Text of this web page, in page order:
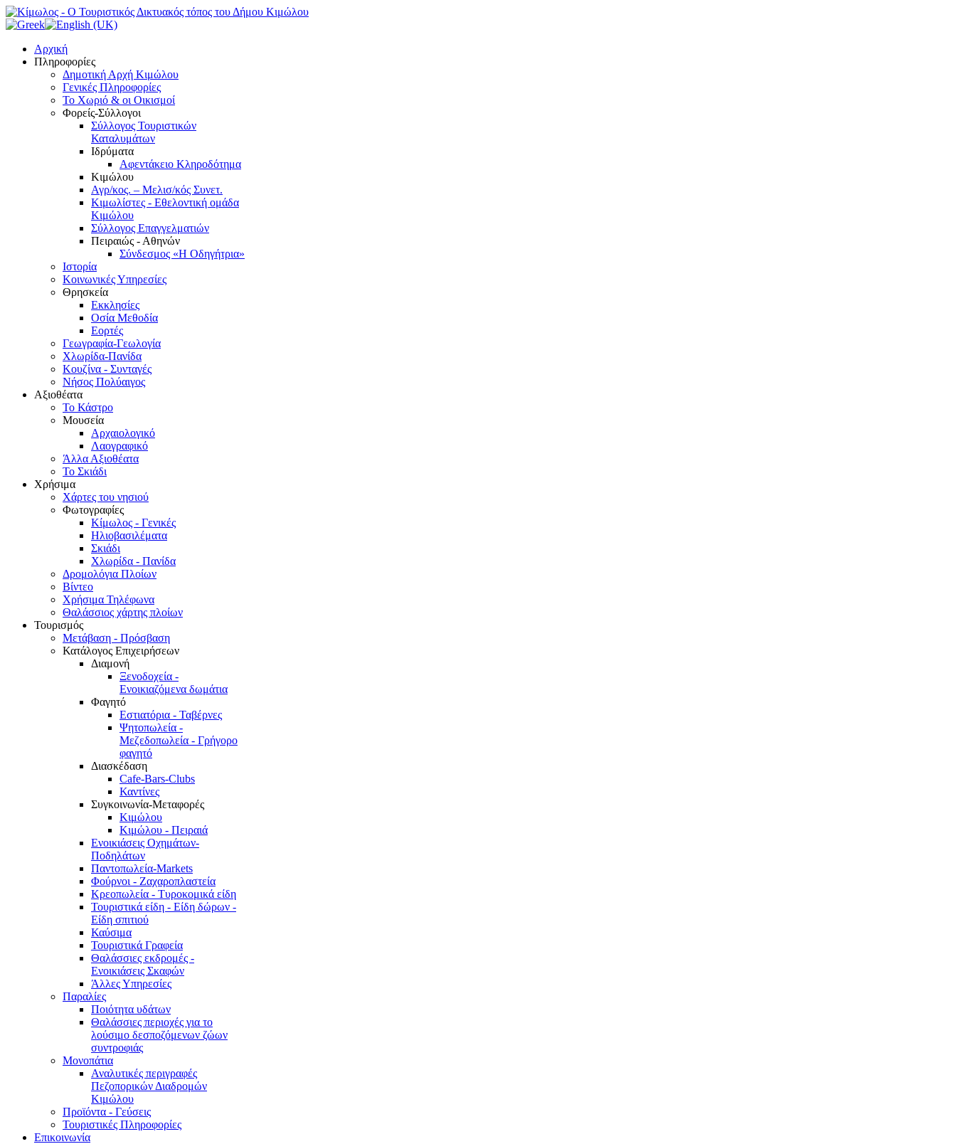
Αρχική
Πληροφορίες
Δημοτική Αρχή Κιμώλου
Γενικές Πληροφορίες
Το Xωριό & οι Οικισμοί
Φορείς-Σύλλογοι
Σύλλογος Τουριστικών
Καταλυμάτων
Ιδρύματα
Αφεντάκειο Κληροδότημα
Κιμώλου
Αγρ/κος. – Μελισ/κός Συνετ.
Κιμωλίστες - Εθελοντική ομάδα
Κιμώλου
Σύλλογος Επαγγελματιών
Πειραιώς - Αθηνών
Σύνδεσμος «Η Οδηγήτρια»
Ιστορία
Κοινωνικές Υπηρεσίες
Θρησκεία
Εκκλησίες
Οσία Μεθοδία
Εορτές
Γεωγραφία-Γεωλογία
Χλωρίδα-Πανίδα
Κουζίνα - Συνταγές
Νήσος Πολύαιγος
Αξιοθέατα
Το Κάστρο
Μουσεία
Αρχαιολογικό
Λαογραφικό
Άλλα Αξιοθέατα
Το Σκιάδι
Χρήσιμα
Χάρτες του νησιού
Φωτογραφίες
Κίμωλος - Γενικές
Ηλιοβασιλέματα
Σκιάδι
Χλωρίδα - Πανίδα
Δρομολόγια Πλοίων
Βίντεο
Χρήσιμα Τηλέφωνα
Θαλάσσιος χάρτης πλοίων
Τουρισμός
Μετάβαση - Πρόσβαση
Κατάλογος Επιχειρήσεων
Διαμονή
Ξενοδοχεία -
Ενοικιαζόμενα δωμάτια
Φαγητό
Εστιατόρια - Ταβέρνες
Ψητοπωλεία -
Μεζεδοπωλεία - Γρήγορο
φαγητό
Διασκέδαση
Cafe-Bars-Clubs
Καντίνες
Συγκοινωνία-Μεταφορές
Κιμώλου
Κιμώλου - Πειραιά
Ενοικιάσεις Οχημάτων-
Ποδηλάτων
Παντοπωλεία-Markets
Φούρνοι - Ζαχαροπλαστεία
Κρεοπωλεία - Τυροκομικά είδη
Τουριστικά είδη - Είδη δώρων -
Είδη σπιτιού
Καύσιμα
Τουριστικά Γραφεία
Θαλάσσιες εκδρομές -
Ενοικιάσεις Σκαφών
Άλλες Υπηρεσίες
Παραλίες
Ποιότητα υδάτων
Θαλάσσιες περιοχές για το
λούσιμο δεσποζόμενων ζώων
συντροφιάς
Μονοπάτια
Αναλυτικές περιγραφές
Πεζοπορικών Διαδρομών
Κιμώλου
Προϊόντα - Γεύσεις
Τουριστικές Πληροφορίες
Επικοινωνία